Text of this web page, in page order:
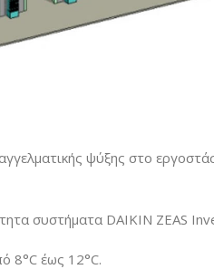
ψύξης στο
συστήματα DAIKIN ZEAS
8°C έως 12°C.